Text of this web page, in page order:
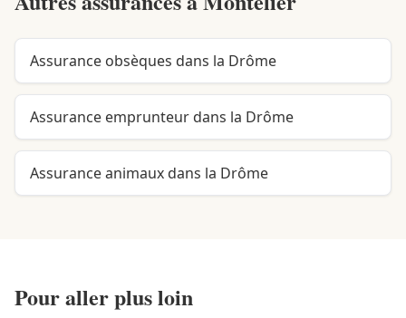
Assurance obsèques dans la Drôme
Assurance emprunteur dans la Drôme
Assurance animaux dans la Drôme
Pour aller plus loin